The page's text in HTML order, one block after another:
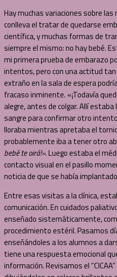
Hay muchas variaciones sobre
conlleva el tratar de quedarse
científica, y muchas formas de
siempre el mismo: no hay bebé.
mi primera prueba de embarazo
intentos, pero con una actitud
extraño en la sala de espera
fracaso inminente. «¡Todavía
alegre, antes de colgar. Allí
sangre para confirmar otro
lloraba mientras apretaba el
probablemente iba a tener otro
bebé te oirá!».Luego estaba el
contacto visual en el pasillo
noticia de que se había
Entre esas visitas a la clínica,
comunicación. En cuidados
enseñado sistemáticamente,
procedimiento estéril. Pasamos
enseñándoles a los alumnos a
tiene una respuesta emocional
información. Revisamos el